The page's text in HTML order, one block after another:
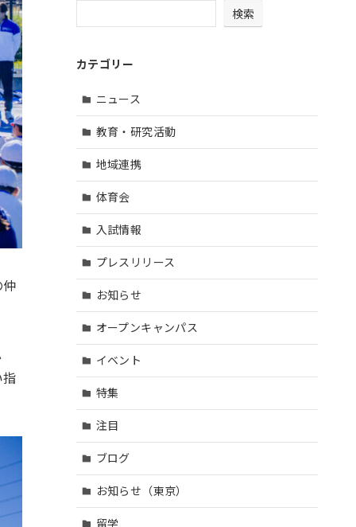
検索
カテゴリー
ニュース
教育・研究活動
地域連携
体育会
入試情報
プレスリリース
お知らせ
オープンキャンパス
イベント
特集
注目
ブログ
お知らせ（東京）
留学